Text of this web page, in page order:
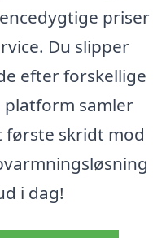
priser
Du slipper
efter forskellige
samler
første skridt mod
i dag!